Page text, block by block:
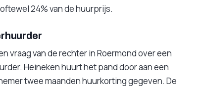
24% van de huurprijs.
vraag van de rechter in Roermond over een
Heineken huurt het pand door aan een
twee maanden huurkorting gegeven. De